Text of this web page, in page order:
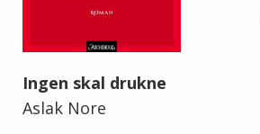
Ingen skal drukne
Aslak Nore